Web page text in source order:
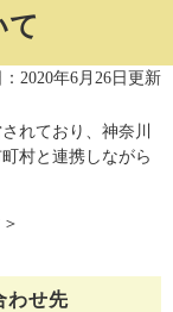
て
2020年6月26日更新
れており、神奈川
村と連携しながら
わせ先